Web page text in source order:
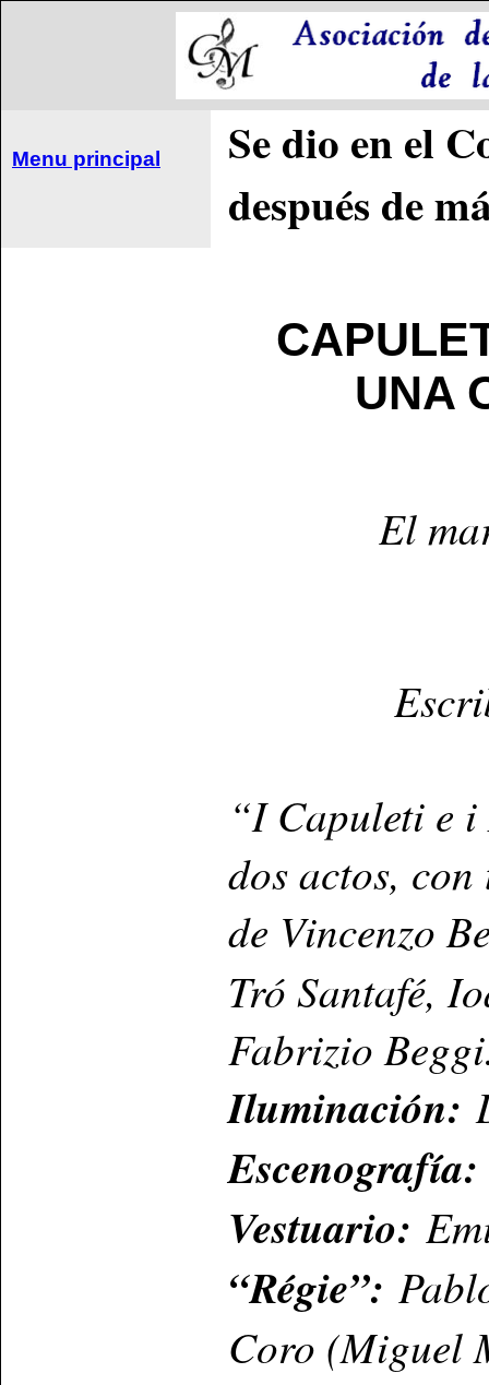
Menu principal
Se dio en el
después de
UNA
El
“I Capuleti e
dos actos,
de Vincenzo
Tró Santafé,
Fabrizio
Iluminación:
Vestuario:
“Régie”:
Coro (Miguel